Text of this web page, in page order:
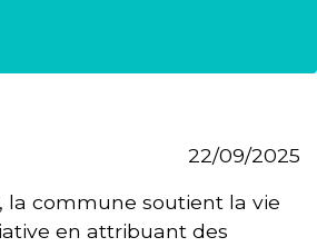
22/09/2025
la commune soutient la vie
en attribuant des